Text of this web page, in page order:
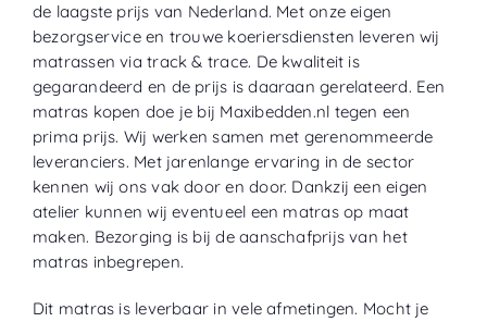
de laagste prijs van Nederland. Met onze eigen
bezorgservice en trouwe koeriersdiensten leveren wij
matrassen via track & trace. De kwaliteit is
gegarandeerd en de prijs is daaraan gerelateerd. Een
matras kopen doe je bij Maxibedden.nl tegen een
prima prijs. Wij werken samen met gerenommeerde
leveranciers. Met jarenlange ervaring in de sector
kennen wij ons vak door en door. Dankzij een eigen
atelier kunnen wij eventueel een matras op maat
maken. Bezorging is bij de aanschafprijs van het
matras inbegrepen.
Dit matras is leverbaar in vele afmetingen. Mocht je